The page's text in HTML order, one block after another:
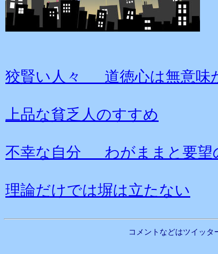
狡賢い人々 道徳心は無意味
上品な貧乏人のすすめ
不幸な自分 わがままと要望
理論だけでは塀は立たない
コメントなどはツイッタ